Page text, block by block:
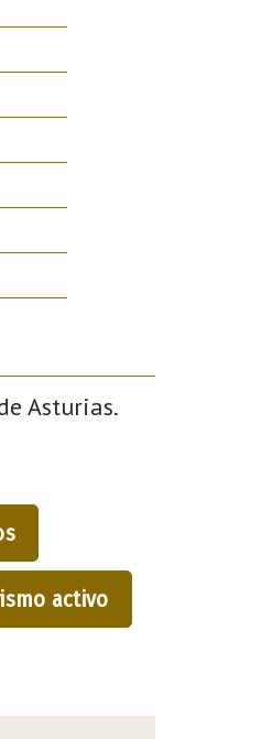
Asturias.
activo